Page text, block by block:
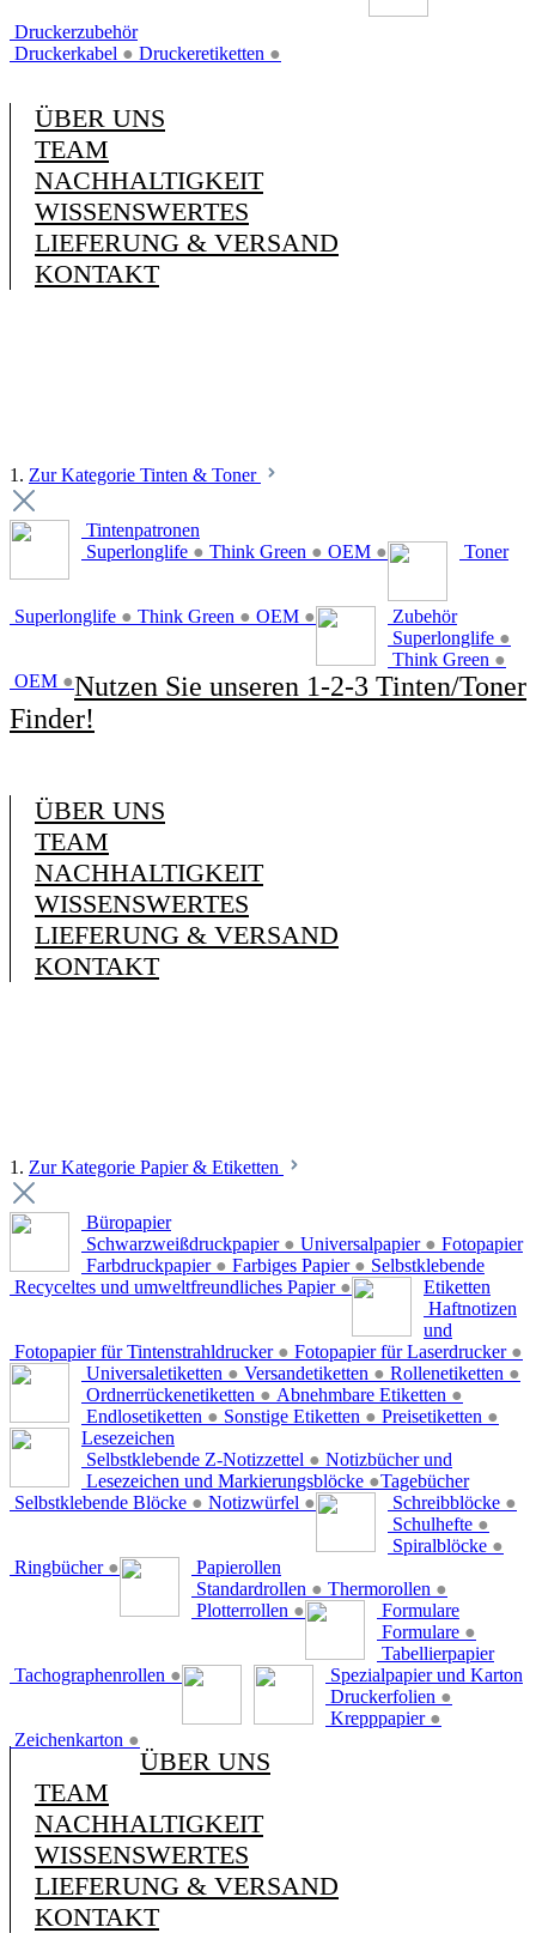
Druckerzubehör
Druckerkabel ● Druckeretiketten ●
ÜBER UNS
TEAM
NACHHALTIGKEIT
WISSENSWERTES
LIEFERUNG & VERSAND
KONTAKT
1. Zur Kategorie Tinten & Toner
Tintenpatronen
Superlonglife ● Think Green ● OEM ● Toner
Superlonglife ● Think Green ● OEM ●
Zubehör
Superlonglife ●
Think Green ●
OEM ●Nutzen Sie unseren 1-2-3 Tinten/Toner
Finder!
ÜBER UNS
TEAM
NACHHALTIGKEIT
WISSENSWERTES
LIEFERUNG & VERSAND
KONTAKT
1. Zur Kategorie Papier & Etiketten
Büropapier
Schwarzweißdruckpapier ● Universalpapier ●
Farbdruckpapier ● Farbiges Papier ●
Recyceltes und umweltfreundliches Papier ●
Fotopapier
Fotopapier für Tintenstrahldrucker ● Fotopapier für Laserdrucker ●
Selbstklebende
Etiketten
Universaletiketten ● Versandetiketten ● Rollenetiketten ●
Ordnerrückenetiketten ● Abnehmbare Etiketten ●
Endlosetiketten ● Sonstige Etiketten ● Preisetiketten ●
Haftnotizen
und
Lesezeichen
Selbstklebende Z-Notizzettel ●
Lesezeichen und Markierungsblöcke ●
Selbstklebende Blöcke ● Notizwürfel ●
Notizbücher und
Tagebücher
Schreibblöcke ●
Schulhefte ●
Spiralblöcke ●
Ringbücher ●
Papierollen
Standardrollen ● Thermorollen ●
Plotterrollen ●
Formulare
Formulare ●
Tachographenrollen ●
Tabellierpapier
Spezialpapier und Karton
Druckerfolien ●
Krepppapier ●
Zeichenkarton ●
ÜBER UNS
TEAM
NACHHALTIGKEIT
WISSENSWERTES
LIEFERUNG & VERSAND
KONTAKT